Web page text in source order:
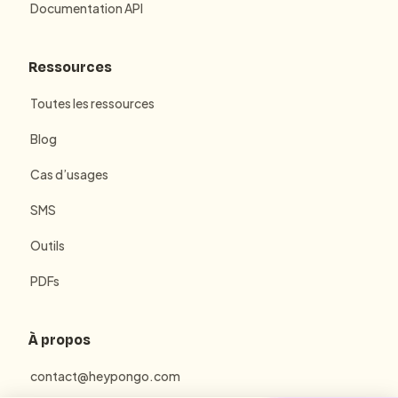
Documentation API
Ressources
Toutes les ressources
Blog
Cas d’usages
SMS
Outils
PDFs
À propos
contact@heypongo.com